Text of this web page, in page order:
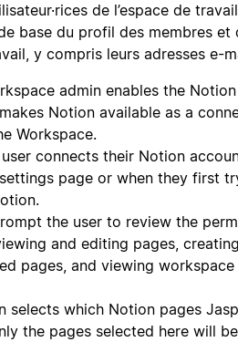
de l’espace de travail
base du profil des membres et
y compris leurs adresses e-
admin enables the
Notion available as a
Workspace.
connects their Notion
page or when they first
the user to review the
and editing pages,
pages, and viewing
selects which Notion pages
the pages selected here will